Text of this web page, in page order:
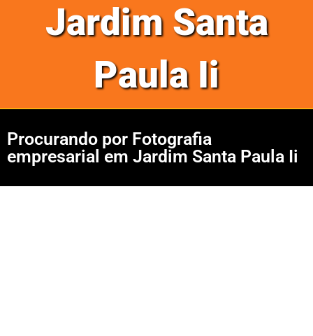
Jardim Santa
Paula Ii
Procurando por Fotografia
empresarial em Jardim Santa Paula Ii